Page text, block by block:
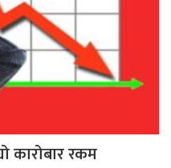
कारोबार रकम